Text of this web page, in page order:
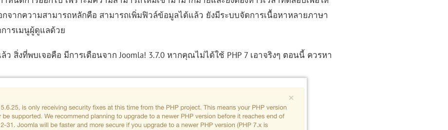
จากความสามารถหลักคือ สามารถเพิ่มฟิวล์ข้อมูลได้แล้ว ยังมีระบบจัดการเนื้อหาหลายภาษา
ารเมนูผู้ดูแลด้วย
สิ่งที่พบเจอคือ มีการเตือนจาก Joomla! 3.7.0 หากคุณไม่ได้ใช้ PHP 7 เอาจริงๆ ตอนนี้ ควรหา